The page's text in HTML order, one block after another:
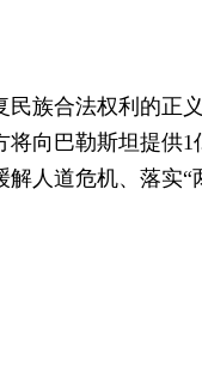
民族合法权利的正
将向巴勒斯坦提供
人道危机、落实